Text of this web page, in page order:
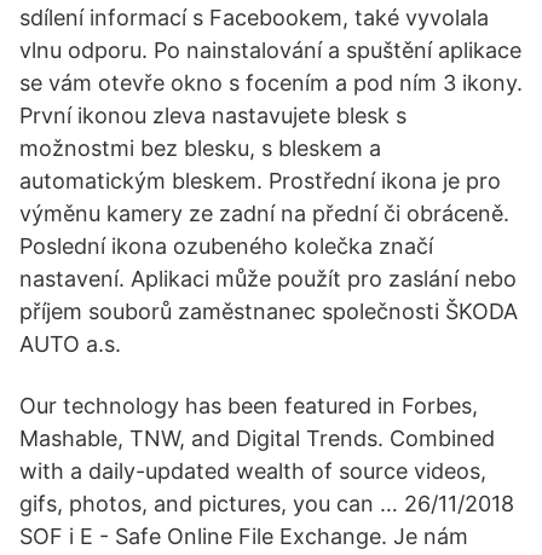
sdílení informací s Facebookem, také vyvolala
vlnu odporu. Po nainstalování a spuštění aplikace
se vám otevře okno s focením a pod ním 3 ikony.
První ikonou zleva nastavujete blesk s
možnostmi bez blesku, s bleskem a
automatickým bleskem. Prostřední ikona je pro
výměnu kamery ze zadní na přední či obráceně.
Poslední ikona ozubeného kolečka značí
nastavení. Aplikaci může použít pro zaslání nebo
příjem souborů zaměstnanec společnosti ŠKODA
AUTO a.s.
Our technology has been featured in Forbes,
Mashable, TNW, and Digital Trends. Combined
with a daily-updated wealth of source videos,
gifs, photos, and pictures, you can … 26/11/2018
SOF i E - Safe Online File Exchange. Je nám